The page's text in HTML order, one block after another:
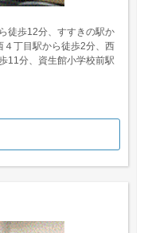
徒歩12分、すすきの駅か
４丁目駅から徒歩2分、西
11分、資生館小学校前駅